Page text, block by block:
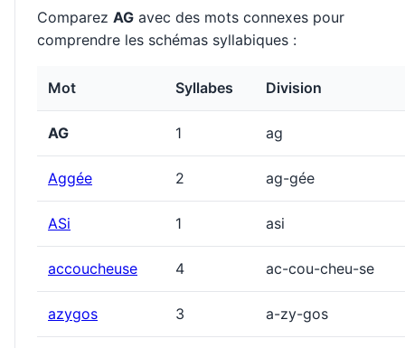
Comparez AG avec des mots connexes pour
comprendre les schémas syllabiques :
Mot Syllabes Division
AG 1 ag
Aggée 2 ag-gée
ASi 1 asi
accoucheuse 4 ac-cou-cheu-se
azygos 3 a-zy-gos